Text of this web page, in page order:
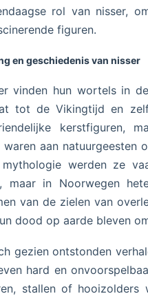
rol van nisser,
figuren.
en geschiedenis van nisser
vinden hun wortels in
tot de Vikingtijd en
kerstfiguren,
aan natuurgeesten
mythologie werden ze
maar in Noorwegen
van de zielen van
dood op aarde bleven
gezien ontstonden
hard en
stallen of hooizolders